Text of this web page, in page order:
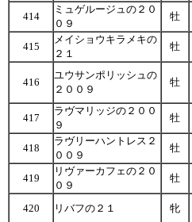
414
ミュゲルージュの２０
０９
牡
415
メイショウキラメキの
２１
牡
416
ユウサンポリッシュの
２００９
牡
417
ラヴマリッジの２００
９
牡
418
ラヴリーハントレス２
００９
牡
419
リヴァーカフェの２０
０９
牡
420 リバフの２１ 牝